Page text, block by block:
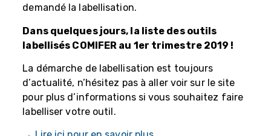
demandé la labellisation.
Dans quelques jours, la liste des outils
labellisés COMIFER au 1er trimestre 2019 !
La démarche de labellisation est toujours
d’actualité, n’hésitez pas à aller voir sur le site
pour plus d’informations si vous souhaitez faire
labelliser votre outil.